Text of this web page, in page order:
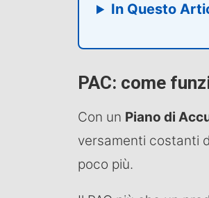
In Questo
PAC: come
Con un Piano di
versamenti costanti
poco più.